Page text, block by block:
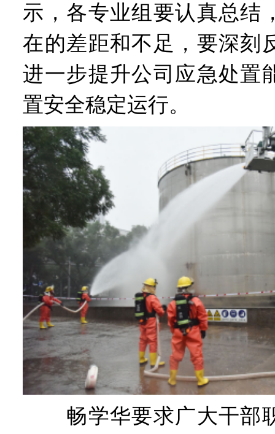
示，各专业组要认真总结
在的差距和不足，要深刻
进一步提升公司应急处置
置安全稳定运行。
畅学华要求广大干部